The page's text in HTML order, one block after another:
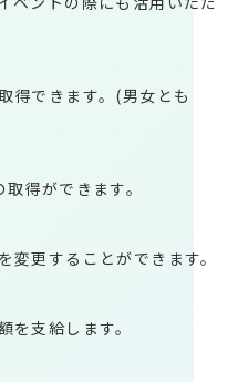
得できます。(男女とも
得ができます。
更することができます。
を支給します。